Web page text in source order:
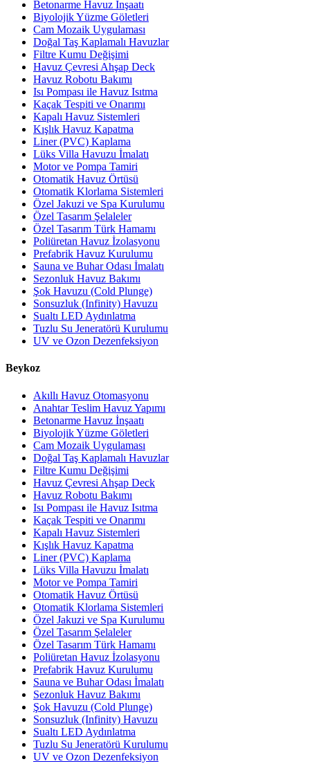
Betonarme Havuz İnşaatı
Biyolojik Yüzme Göletleri
Cam Mozaik Uygulaması
Doğal Taş Kaplamalı Havuzlar
Filtre Kumu Değişimi
Havuz Çevresi Ahşap Deck
Havuz Robotu Bakımı
Isı Pompası ile Havuz Isıtma
Kaçak Tespiti ve Onarımı
Kapalı Havuz Sistemleri
Kışlık Havuz Kapatma
Liner (PVC) Kaplama
Lüks Villa Havuzu İmalatı
Motor ve Pompa Tamiri
Otomatik Havuz Örtüsü
Otomatik Klorlama Sistemleri
Özel Jakuzi ve Spa Kurulumu
Özel Tasarım Şelaleler
Özel Tasarım Türk Hamamı
Poliüretan Havuz İzolasyonu
Prefabrik Havuz Kurulumu
Sauna ve Buhar Odası İmalatı
Sezonluk Havuz Bakımı
Şok Havuzu (Cold Plunge)
Sonsuzluk (Infinity) Havuzu
Sualtı LED Aydınlatma
Tuzlu Su Jeneratörü Kurulumu
UV ve Ozon Dezenfeksiyon
Beykoz
Akıllı Havuz Otomasyonu
Anahtar Teslim Havuz Yapımı
Betonarme Havuz İnşaatı
Biyolojik Yüzme Göletleri
Cam Mozaik Uygulaması
Doğal Taş Kaplamalı Havuzlar
Filtre Kumu Değişimi
Havuz Çevresi Ahşap Deck
Havuz Robotu Bakımı
Isı Pompası ile Havuz Isıtma
Kaçak Tespiti ve Onarımı
Kapalı Havuz Sistemleri
Kışlık Havuz Kapatma
Liner (PVC) Kaplama
Lüks Villa Havuzu İmalatı
Motor ve Pompa Tamiri
Otomatik Havuz Örtüsü
Otomatik Klorlama Sistemleri
Özel Jakuzi ve Spa Kurulumu
Özel Tasarım Şelaleler
Özel Tasarım Türk Hamamı
Poliüretan Havuz İzolasyonu
Prefabrik Havuz Kurulumu
Sauna ve Buhar Odası İmalatı
Sezonluk Havuz Bakımı
Şok Havuzu (Cold Plunge)
Sonsuzluk (Infinity) Havuzu
Sualtı LED Aydınlatma
Tuzlu Su Jeneratörü Kurulumu
UV ve Ozon Dezenfeksiyon